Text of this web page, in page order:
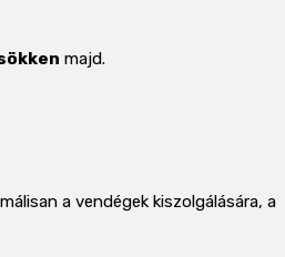
majd.
a vendégek kiszolgálására, a